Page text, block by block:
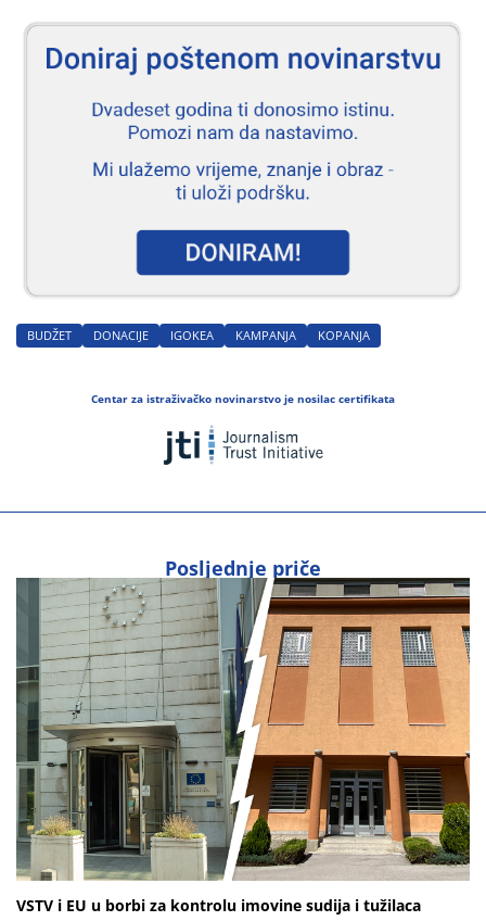
BUDŽET DONACIJE IGOKEA KAMPANJA KOPANJA
Centar za istraživačko novinarstvo je nosilac certifikata
Posljednje priče
VSTV i EU u borbi za kontrolu imovine sudija i tužilaca